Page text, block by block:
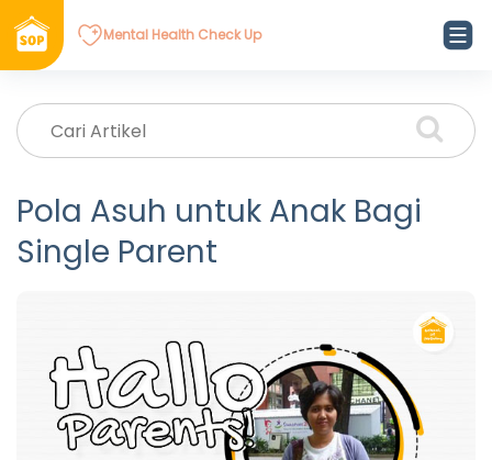
Mental Health Check Up
Pola Asuh untuk Anak Bagi
Single Parent